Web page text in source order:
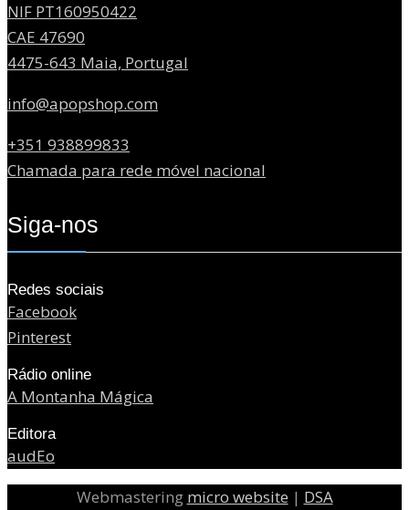
NIF PT160950422
CAE 47690
4475-643 Maia, Portugal
info@apopshop.com
+351 938899833
Chamada para rede móvel nacional
Siga-nos
Redes sociais
Facebook
Pinterest
Rádio online
A Montanha Mágica
Editora
audEo
Webmastering micro website | DSA